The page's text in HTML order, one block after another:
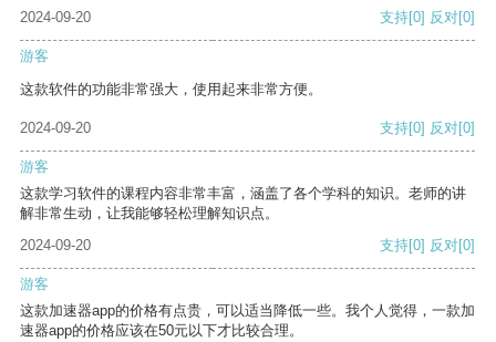
2024-09-20 支持[0] 反对[0]
游客
这款软件的功能非常强大，使用起来非常方便。
2024-09-20 支持[0] 反对[0]
游客
这款学习软件的课程内容非常丰富，涵盖了各个学科的知识。老师的讲
解非常生动，让我能够轻松理解知识点。
2024-09-20
支持[0] 反对[0]
游客
这款加速器app的价格有点贵，可以适当降低一些。我个人觉得，一款加
速器app的价格应该在50元以下才比较合理。